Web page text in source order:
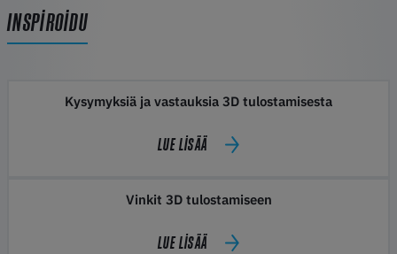
INSPIROIDU
Kysymyksiä ja vastauksia 3D tulostamisesta
LUE LISÄÄ
Vinkit 3D tulostamiseen
LUE LISÄÄ